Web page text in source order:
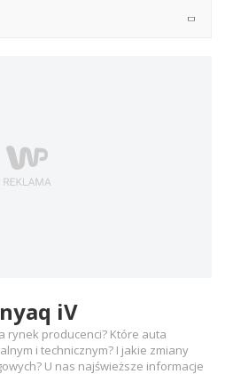
iV
rynek producenci? Które auta
i technicznym? I jakie zmiany
U nas najświeższe informacje